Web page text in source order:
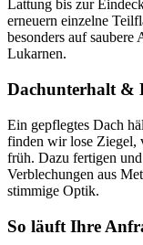
Lattung bis zur
erneuern einzelne
besonders auf
Lukarnen.
Dachunterhalt &
Ein gepflegtes Dach
finden wir lose Ziegel,
früh. Dazu fertigen
Verblechungen aus
stimmige Optik.
So läuft Ihre